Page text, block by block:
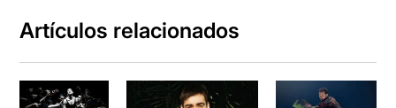
Artículos relacionados